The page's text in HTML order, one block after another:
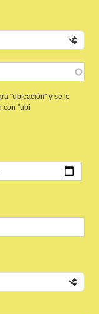
"ubicación" y se le
con "ubi